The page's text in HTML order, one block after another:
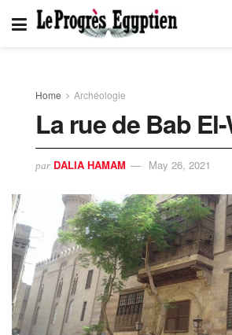
Home Archéologie
La rue de Bab
par DALIA HAMAM May 26, 2021